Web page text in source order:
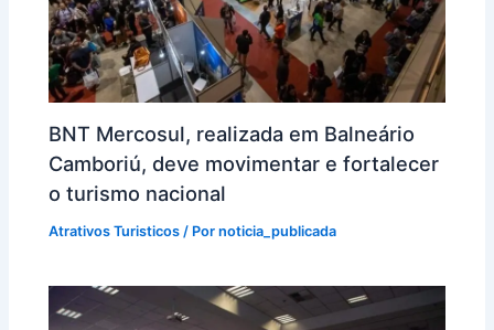
BNT Mercosul, realizada em Balneário
Camboriú, deve movimentar e fortalecer
o turismo nacional
Atrativos Turisticos / Pornoticia_publicada